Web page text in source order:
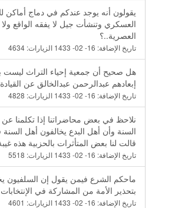
يقولون أنه يوجد عندكم في دماج أماكن
العسكري وتنشأت جيل لا يفقه الواقع
العصرية..؟
تاريخ الإضافة: 16- 02- 1433 الزيارات: 4634
هل صحيح أن جمعية إحياء التراث ليست
إبعادهم عبدالرحمن عبدالخالق عن
تاريخ الإضافة: 16- 02- 1433 الزيارات: 4828
نلاحظ في بعض محاضراتنا إذا تكلمنا
السنة وأن أهل البدع يخالفون أهل
قالت لنا بعض المتأثرات بالحزبية هذه
تاريخ الإضافة: 16- 02- 1433 الزيارات: 5518
ماحكم الشرع فيمن يقول إن السلفيون
بتحذير الأمة من المشاركة في
تاريخ الإضافة: 16- 02- 1433 الزيارات: 4601